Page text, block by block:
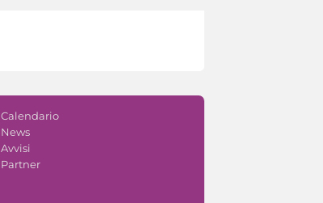
Calendario
News
Avvisi
Partner